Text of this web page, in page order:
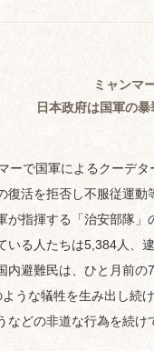
ミャンマ
日本政府は国軍の
ーで国軍によるクーデタ
復活を拒否し不服従運
が指揮する「治安部隊
いる人たちは5,384人、
内避難民は、ひと月前
ような犠牲を生み出し
などの非道な行為を続け